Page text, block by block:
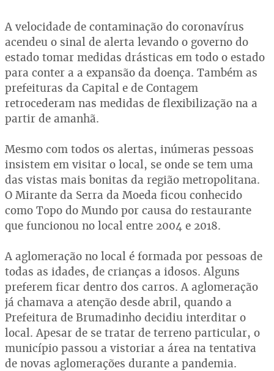
A velocidade de contaminação do coronavírus
acendeu o sinal de alerta levando o governo do
estado tomar medidas drásticas em todo o estado
para conter a a expansão da doença. Também as
prefeituras da Capital e de Contagem
retrocederam nas medidas de flexibilização na a
partir de amanhã.
Mesmo com todos os alertas, inúmeras pessoas
insistem em visitar o local, se onde se tem uma
das vistas mais bonitas da região metropolitana.
O Mirante da Serra da Moeda ficou conhecido
como Topo do Mundo por causa do restaurante
que funcionou no local entre 2004 e 2018.
A aglomeração no local é formada por pessoas de
todas as idades, de crianças a idosos. Alguns
preferem ficar dentro dos carros. A aglomeração
já chamava a atenção desde abril, quando a
Prefeitura de Brumadinho decidiu interditar o
local. Apesar de se tratar de terreno particular, o
município passou a vistoriar a área na tentativa
de novas aglomerações durante a pandemia.